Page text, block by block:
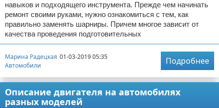
навыков и подходящего инструмента. Прежде чем начинать
ремонт своими руками, нужно ознакомиться с тем, как
правильно заменять шарниры. Причем многое зависит от
качества проведения подготовительных
Марина Радецкая 01-03-2019 05:35
Автомобили
Подробнее
Описание двигателя на автомобилях
разных моделей